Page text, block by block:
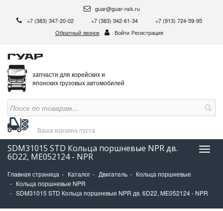
guar@guar-nsk.ru
+7 (383) 347-20-02
+7 (383) 342-61-34
+7 (913) 724-59-95
Обратный звонок
Войти Регистрация
запчасти для корейских и
японских грузовых автомобилей
Ваша корзина пуста
SDM31015 STD Кольца поршневые NPR дв.
6D22, ME052124 - NPR
Главная страница Каталог Двигатель
Кольца поршневые
Кольца поршневые NPR
SDM31015 STD Кольца поршневые NPR дв. 6D22, ME052124 - NPR